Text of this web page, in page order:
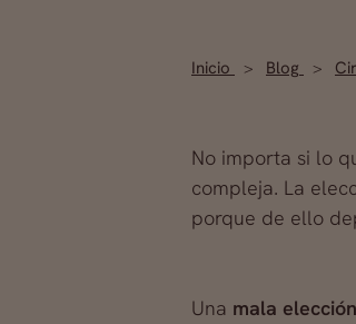
Inicio Blog
No importa si lo
compleja. La
porque de ello
Una mala elección